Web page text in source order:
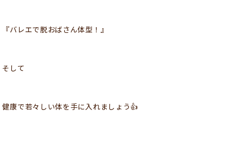
『バレエで脱おばさん体型！』
そして
健康で若々しい体を手に入れましょう👍